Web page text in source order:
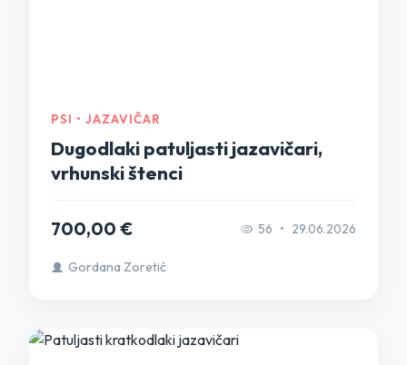
PSI • JAZAVIČAR
Dugodlaki patuljasti jazavičari,
vrhunski štenci
700,00 € 56 • 29.06.2026
Gordana Zoretić